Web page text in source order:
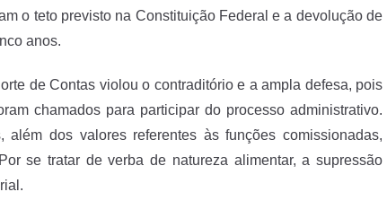
o teto previsto na Constituição Federal e a devolução de
anos.
de Contas violou o contraditório e a ampla defesa, pois
chamados para participar do processo administrativo.
dos valores referentes às funções comissionadas,
se tratar de verba de natureza alimentar, a supressão